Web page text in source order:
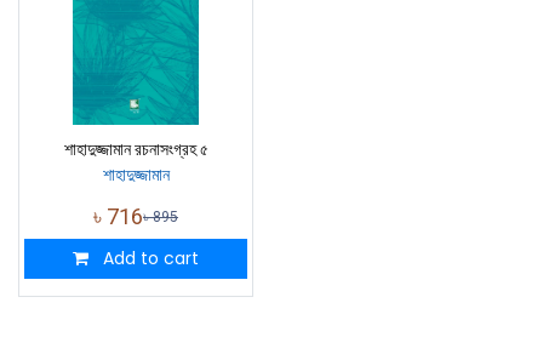
শাহাদুজ্জামান রচনাসংগ্রহ ৫
শাহাদুজ্জামান
৳ 716৳895
Add to cart